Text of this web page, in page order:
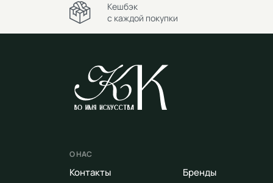
Кешбэк
с каждой покупки
О НАС
Контакты
Бренды